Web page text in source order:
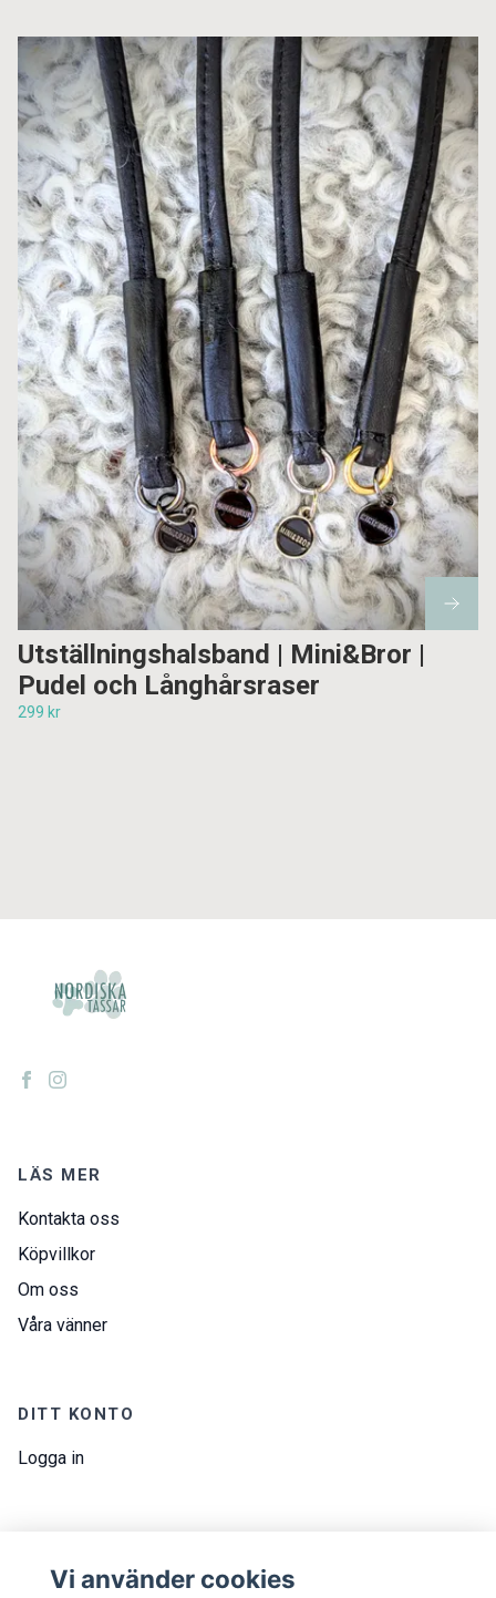
Utställningshalsband | Mini&Bror |
Pudel och Långhårsraser
299 kr
LÄS MER
Kontakta oss
Köpvillkor
Om oss
Våra vänner
DITT KONTO
Logga in
E-postadress
Vi använder cookies